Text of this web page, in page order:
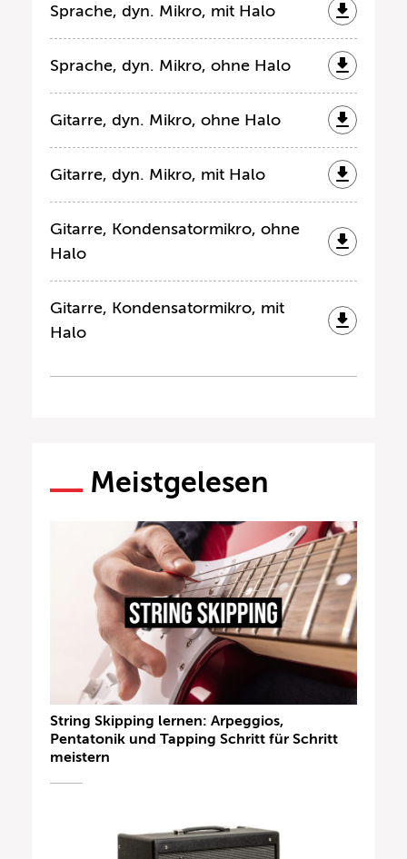
Sprache, dyn. Mikro, mit Halo
Sprache, dyn. Mikro, ohne Halo
Gitarre, dyn. Mikro, ohne Halo
Gitarre, dyn. Mikro, mit Halo
Gitarre, Kondensatormikro, ohne
Halo
Gitarre, Kondensatormikro, mit
Halo
Meistgelesen
String Skipping lernen: Arpeggios,
Pentatonik und Tapping Schritt für Schritt
meistern